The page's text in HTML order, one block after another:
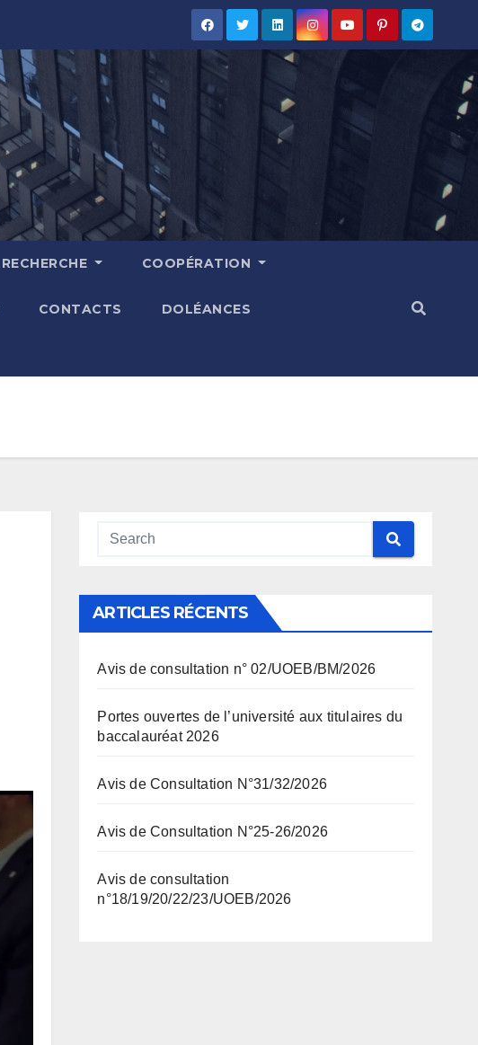
RECHERCHE COOPÉRATION
CONTACTS DOLÉANCES
ARTICLES RÉCENTS
Avis de consultation n° 02/UOEB/BM/2026
Portes ouvertes de l’université aux titulaires du
baccalauréat 2026
Avis de Consultation N°31/32/2026
Avis de Consultation N°25-26/2026
Avis de consultation
n°18/19/20/22/23/UOEB/2026